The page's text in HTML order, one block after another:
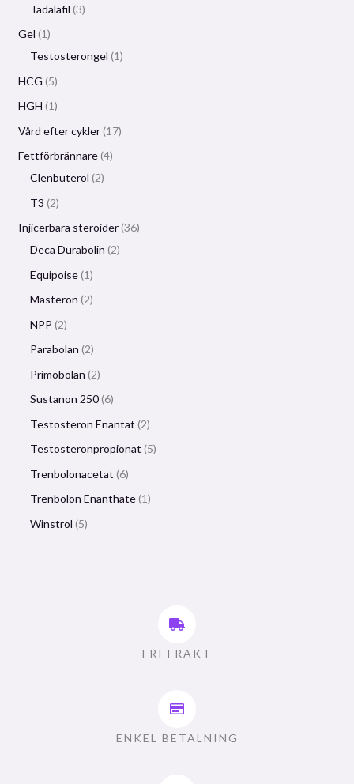
Tadalafil 3
Gel 1
Testosterongel 1
HCG 5
HGH 1
Vård efter cykler 17
Fettförbrännare 4
Clenbuterol 2
T3 2
Injicerbara steroider 36
Deca Durabolin 2
Equipoise 1
Masteron 2
NPP 2
Parabolan 2
Primobolan 2
Sustanon 250 6
Testosteron Enantat 2
Testosteronpropionat 5
Trenbolonacetat 6
Trenbolon Enanthate 1
Winstrol 5
FRI FRAKT
ENKEL BETALNING